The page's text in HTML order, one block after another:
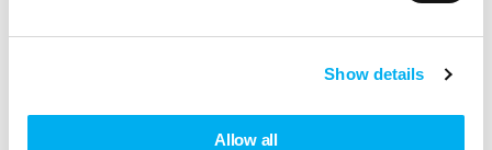
Show details
Allow all